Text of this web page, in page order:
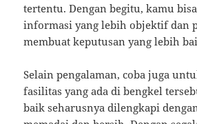
tertentu. Dengan begitu, kamu
informasi yang lebih objektif dan
membuat keputusan yang lebih
Selain pengalaman, coba juga
fasilitas yang ada di bengkel
baik seharusnya dilengkapi